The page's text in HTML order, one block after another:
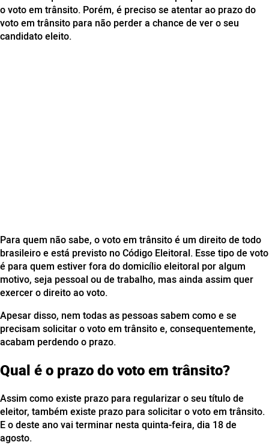
o voto em trânsito. Porém, é preciso se atentar ao prazo do
voto em trânsito para não perder a chance de ver o seu
candidato eleito.
Para quem não sabe, o voto em trânsito é um direito de todo
brasileiro e está previsto no Código Eleitoral. Esse tipo de voto
é para quem estiver fora do domicílio eleitoral por algum
motivo, seja pessoal ou de trabalho, mas ainda assim quer
exercer o direito ao voto.
Apesar disso, nem todas as pessoas sabem como e se
precisam solicitar o voto em trânsito e, consequentemente,
acabam perdendo o prazo.
Qual é o prazo do voto em trânsito?
Assim como existe prazo para regularizar o seu título de
eleitor, também existe prazo para solicitar o voto em trânsito.
E o deste ano vai terminar nesta quinta-feira, dia 18 de
agosto.